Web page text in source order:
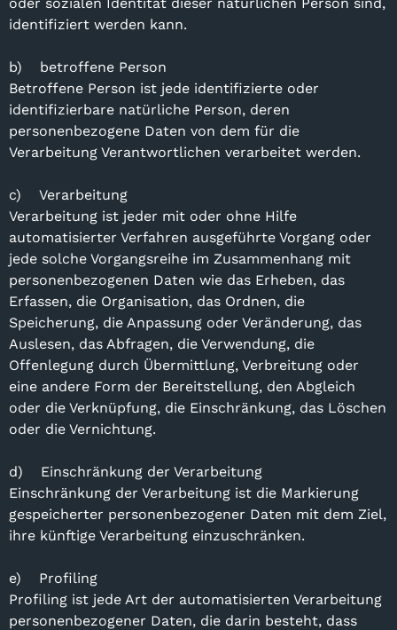
identifiziert werden kann.
b) betroffene Person
Betroffene Person ist jede identifizierte oder
identifizierbare natürliche Person, deren
personenbezogene Daten von dem für die
Verarbeitung Verantwortlichen verarbeitet werden.
c) Verarbeitung
Verarbeitung ist jeder mit oder ohne Hilfe
automatisierter Verfahren ausgeführte Vorgang oder
jede solche Vorgangsreihe im Zusammenhang mit
personenbezogenen Daten wie das Erheben, das
Erfassen, die Organisation, das Ordnen, die
Speicherung, die Anpassung oder Veränderung, das
Auslesen, das Abfragen, die Verwendung, die
Offenlegung durch Übermittlung, Verbreitung oder
eine andere Form der Bereitstellung, den Abgleich
oder die Verknüpfung, die Einschränkung, das Löschen
oder die Vernichtung.
d) Einschränkung der Verarbeitung
Einschränkung der Verarbeitung ist die Markierung
gespeicherter personenbezogener Daten mit dem Ziel,
ihre künftige Verarbeitung einzuschränken.
e) Profiling
Profiling ist jede Art der automatisierten Verarbeitung
personenbezogener Daten, die darin besteht, dass